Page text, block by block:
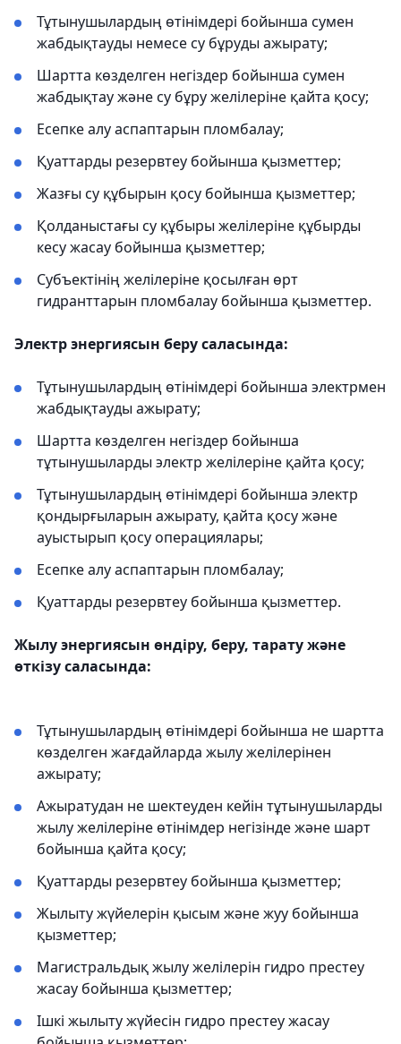
Тұтынушылардың өтінімдері бойынша сумен
жабдықтауды немесе су бұруды ажырату;
Шартта көзделген негіздер бойынша сумен
жабдықтау және су бұру желілеріне қайта қосу;
Есепке алу аспаптарын пломбалау;
Қуаттарды резервтеу бойынша қызметтер;
Жазғы су құбырын қосу бойынша қызметтер;
Қолданыстағы су құбыры желілеріне құбырды
кесу жасау бойынша қызметтер;
Субъектінің желілеріне қосылған өрт
гидранттарын пломбалау бойынша қызметтер.
Электр энергиясын беру саласында:
Тұтынушылардың өтінімдері бойынша электрмен
жабдықтауды ажырату;
Шартта көзделген негіздер бойынша
тұтынушыларды электр желілеріне қайта қосу;
Тұтынушылардың өтінімдері бойынша электр
қондырғыларын ажырату, қайта қосу және
ауыстырып қосу операциялары;
Есепке алу аспаптарын пломбалау;
Қуаттарды резервтеу бойынша қызметтер.
Жылу энергиясын өндіру, беру, тарату және
өткізу саласында:
Тұтынушылардың өтінімдері бойынша не шартта
көзделген жағдайларда жылу желілерінен
ажырату;
Ажыратудан не шектеуден кейін тұтынушыларды
жылу желілеріне өтінімдер негізінде және шарт
бойынша қайта қосу;
Қуаттарды резервтеу бойынша қызметтер;
Жылыту жүйелерін қысым және жуу бойынша
қызметтер;
Магистральдық жылу желілерін гидро престеу
жасау бойынша қызметтер;
Ішкі жылыту жүйесін гидро престеу жасау